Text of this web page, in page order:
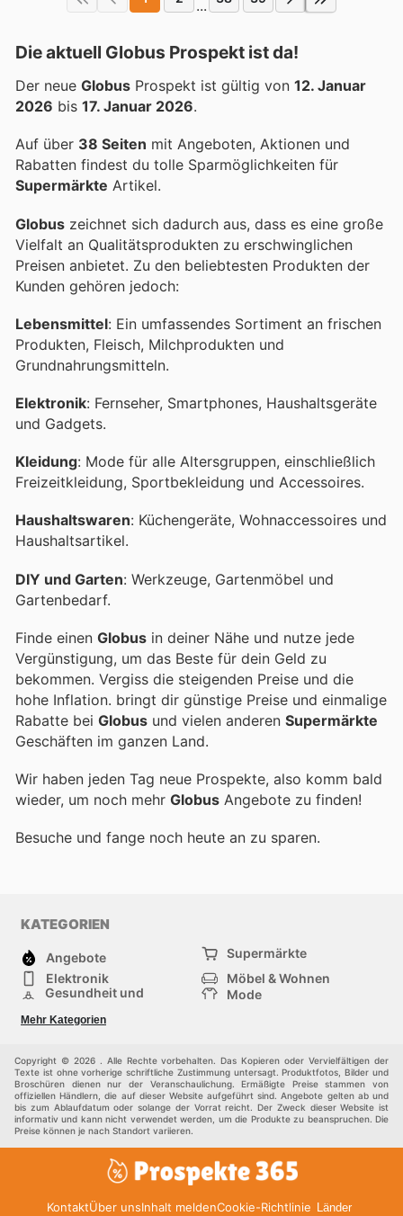
...
Die aktuell Globus Prospekt ist da!
Der neue Globus Prospekt ist gültig von 12. Januar
2026 bis 17. Januar 2026.
Auf über 38 Seiten mit Angeboten, Aktionen und
Rabatten findest du tolle Sparmöglichkeiten für
Supermärkte Artikel.
Globus zeichnet sich dadurch aus, dass es eine große
Vielfalt an Qualitätsprodukten zu erschwinglichen
Preisen anbietet. Zu den beliebtesten Produkten der
Kunden gehören jedoch:
Lebensmittel: Ein umfassendes Sortiment an frischen
Produkten, Fleisch, Milchprodukten und
Grundnahrungsmitteln.
Elektronik: Fernseher, Smartphones, Haushaltsgeräte
und Gadgets.
Kleidung: Mode für alle Altersgruppen, einschließlich
Freizeitkleidung, Sportbekleidung und Accessoires.
Haushaltswaren: Küchengeräte, Wohnaccessoires und
Haushaltsartikel.
DIY und Garten: Werkzeuge, Gartenmöbel und
Gartenbedarf.
Finde einen Globus in deiner Nähe und nutze jede
Vergünstigung, um das Beste für dein Geld zu
bekommen. Vergiss die steigenden Preise und die
hohe Inflation. bringt dir günstige Preise und einmalige
Rabatte bei Globus und vielen anderen Supermärkte
Geschäften im ganzen Land.
Wir haben jeden Tag neue Prospekte, also komm bald
wieder, um noch mehr Globus Angebote zu finden!
Besuche und fange noch heute an zu sparen.
KATEGORIEN
Angebote
Supermärkte
Elektronik
Möbel & Wohnen
Gesundheit und
Mode
Sportartikel und
Sportbekleidung
Einkaufzentren
Andere
Mehr Kategorien
Copyright © 2026 . Alle Rechte vorbehalten. Das Kopieren oder Vervielfältigen der
Texte ist ohne vorherige schriftliche Zustimmung untersagt. Produktfotos, Bilder und
Broschüren dienen nur der Veranschaulichung. Ermäßigte Preise stammen von
offiziellen Händlern, die auf dieser Website aufgeführt sind. Angebote gelten ab und
bis zum Ablaufdatum oder solange der Vorrat reicht. Der Zweck dieser Website ist
informativ und kann nicht verwendet werden, um die Produkte zu beanspruchen. Die
Preise können je nach Standort variieren.
KontaktÜber unsInhalt meldenCookie-Richtlinie Länder